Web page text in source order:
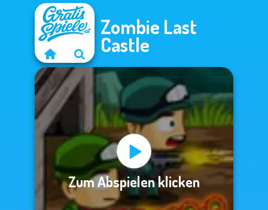
Zombie Last
Castle
Zum Abspielen klicken